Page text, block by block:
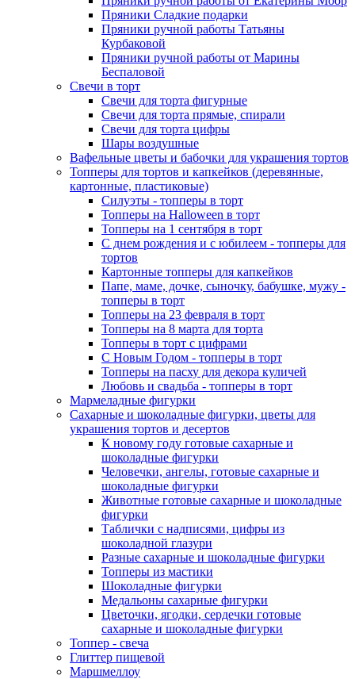
Пряники Сладкие подарки
Пряники ручной работы Татьяны
Курбаковой
Пряники ручной работы от Марины
Беспаловой
Свечи в торт
Свечи для торта фигурные
Свечи для торта прямые, спирали
Свечи для торта цифры
Шары воздушные
Вафельные цветы и бабочки для украшения тортов
Топперы для тортов и капкейков (деревянные,
картонные, пластиковые)
Силуэты - топперы в торт
Топперы на Halloween в торт
Топперы на 1 сентября в торт
С днем рождения и с юбилеем - топперы для
тортов
Картонные топперы для капкейков
Папе, маме, дочке, сыночку, бабушке, мужу -
топперы в торт
Топперы на 23 февраля в торт
Топперы на 8 марта для торта
Топперы в торт с цифрами
С Новым Годом - топперы в торт
Топперы на пасху для декора куличей
Любовь и свадьба - топперы в торт
Мармеладные фигурки
Сахарные и шоколадные фигурки, цветы для
украшения тортов и десертов
К новому году готовые сахарные и
шоколадные фигурки
Человечки, ангелы, готовые сахарные и
шоколадные фигурки
Животные готовые сахарные и шоколадные
фигурки
Таблички с надписями, цифры из
шоколадной глазури
Разные сахарные и шоколадные фигурки
Топперы из мастики
Шоколадные фигурки
Медальоны сахарные фигурки
Цветочки, ягодки, сердечки готовые
сахарные и шоколадные фигурки
Топпер - свеча
Глиттер пищевой
Маршмеллоу